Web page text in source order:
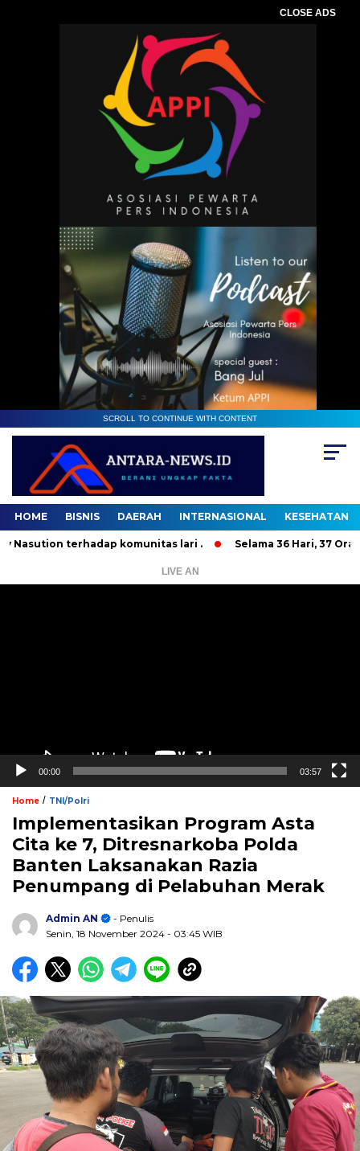
CLOSE ADS
SCROLL TO CONTINUE WITH CONTENT
HOME BISNIS DAERAH INTERNASIONAL KESEHATAN
terhadap komunitas lari . Selama 36 Hari, 37 Orang
LIVE AN
00:00 03:57
Home / TNI/Polri
Implementasikan Program Asta
Cita ke 7, Ditresnarkoba Polda
Banten Laksanakan Razia
Penumpang di Pelabuhan Merak
Admin AN
- Penulis
Senin, 18 November 2024 - 03:45 WIB